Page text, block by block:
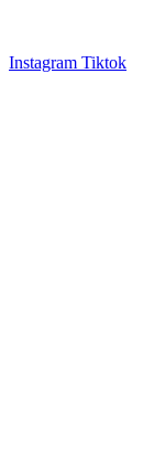
Instagram Tiktok